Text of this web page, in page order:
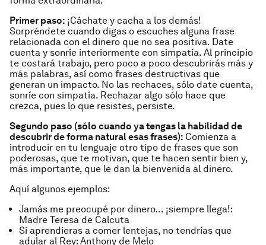
Primer paso: ¡Cáchate y cacha a los demás!
Sorpréndete cuando digas o escuches alguna frase
relacionada con el dinero que no sea positiva. Date
cuenta y sonríe interiormente con simpatía. Al principio
te costará trabajo, pero poco a poco descubrirás más y
más palabras, así como frases destructivas que
generan un impacto. No las rechaces, sólo date cuenta,
sonríe con simpatía. Rechazar algo sólo hace que
crezca, pues lo que resistes, persiste.
Segundo paso (sólo cuando ya tengas la habilidad de
descubrir de forma natural esas frases): Comienza a
introducir en tu lenguaje otro tipo de frases que son
poderosas, que te motivan, que te hacen sentir bien y,
más importante, que le dan la bienvenida al dinero.
Aquí algunos ejemplos:
Jamás me preocupé por dinero… ¡siempre llega!:
Madre Teresa de Calcuta
Si aprendieras a comer lentejas, no tendrías que
adular al Rey: Anthony de Melo